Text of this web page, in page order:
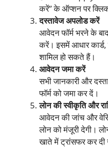
करें” के ऑप्शन पर
दस्तावेज अपलोड करें
आवेदन फॉर्म भरने के
करें। इसमें आधार
शामिल हो सकते हैं।
आवेदन जमा करें
सभी जानकारी और
फॉर्म को जमा कर दें।
लोन की स्वीकृति और
आवेदन की जांच और
लोन को मंजूरी देगी।
खाते में ट्रांसफर कर दी